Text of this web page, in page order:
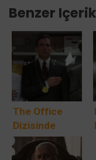
Benzer
The Office
Dizisinde
Muhtemelen
Hiç Fark